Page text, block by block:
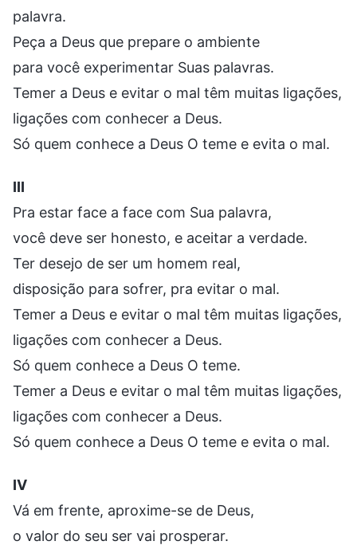
palavra.
Peça a Deus que prepare o ambiente
para você experimentar Suas palavras.
Temer a Deus e evitar o mal têm muitas ligações,
ligações com conhecer a Deus.
Só quem conhece a Deus O teme e evita o mal.
III
Pra estar face a face com Sua palavra,
você deve ser honesto, e aceitar a verdade.
Ter desejo de ser um homem real,
disposição para sofrer, pra evitar o mal.
Temer a Deus e evitar o mal têm muitas ligações,
ligações com conhecer a Deus.
Só quem conhece a Deus O teme.
Temer a Deus e evitar o mal têm muitas ligações,
ligações com conhecer a Deus.
Só quem conhece a Deus O teme e evita o mal.
IV
Vá em frente, aproxime-se de Deus,
o valor do seu ser vai prosperar.